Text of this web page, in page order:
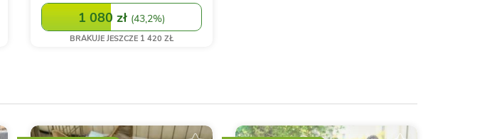
1 080 zł (43,2%)
BRAKUJE JESZCZE 1 420 ZŁ